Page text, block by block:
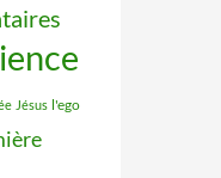
Jésus l'ego